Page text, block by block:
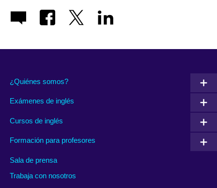
¿Quiénes somos?
Exámenes de inglés
Cursos de inglés
Formación para profesores
Sala de prensa
Trabaja con nosotros